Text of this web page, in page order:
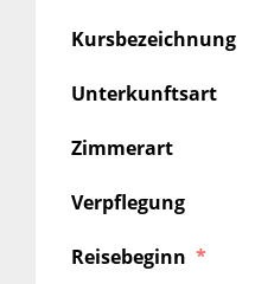
Kursbezeichnung
Unterkunftsart
Zimmerart
Verpflegung
Reisebeginn